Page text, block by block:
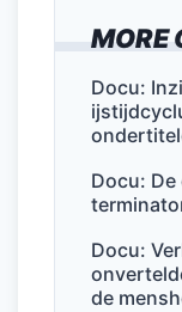
MORE
Docu:
Docu:
Docu:
de
e
b
o
o
k
er